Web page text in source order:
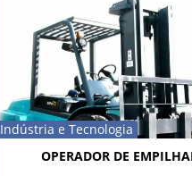
Indústria e Tecnologia
OPERADOR DE